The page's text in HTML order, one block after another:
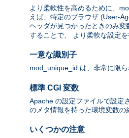
より柔軟性を高めるために、
えば、特定のブラウザ (User-
ヘッダが見つかったときのみ
することで、 より柔軟な設定を
一意な識別子
mod_unique_id は、非常に限
標準 CGI 変数
Apache の設定ファイルで設定
のメタ情報を持った環境変数の
いくつかの注意